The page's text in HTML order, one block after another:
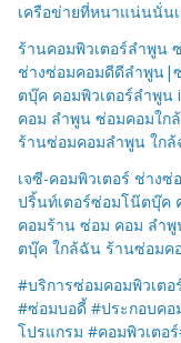
เครือข่ายที่หนาแน่นนั่นเ
ร้านคอมพิวเตอร์ลำพูน
ช่างซ่อมคอมดีดีลำพูน|
ตบุ๊ค คอมพิวเตอร์ลำพู
คอม ลำพูน ซ่อมคอมใ
ร้านซ่อมคอมลำพูน ใก
เจซี-คอมพิวเตอร์ ช่า
ปริ้นท์เตอร์ซ่อมโน๊ตบุ๊ค
คอมร้าน ซ่อม คอม ลำ
ตบุ๊ค ใกล้ฉัน ร้านซ่อมค
#บริการซ่อมคอมพิวเต
#ซ่อมบอดี้ #ประกอบคอ
โปรแกรม #คอมพิวเตอ